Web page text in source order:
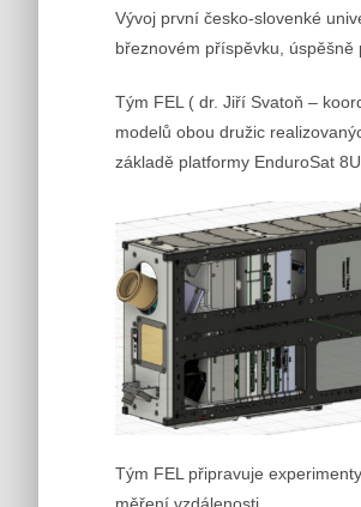
Vývoj první česko-slovenké
březnovém příspěvku, úspěšně
Tým FEL ( dr. Jiří Svatoň –
modelů obou družic
základě platformy EnduroSat
Tým FEL připravuje